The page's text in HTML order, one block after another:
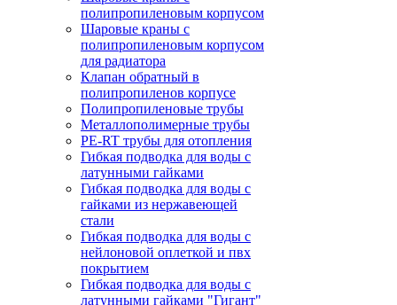
полипропиленовым корпусом
Шаровые краны с
полипропиленовым корпусом
для радиатора
Клапан обратный в
полипропиленов корпусе
Полипропиленовые трубы
Металлополимерные трубы
PE-RT трубы для отопления
Гибкая подводка для воды с
латунными гайками
Гибкая подводка для воды с
гайками из нержавеющей
стали
Гибкая подводка для воды с
нейлоновой оплеткой и пвх
покрытием
Гибкая подводка для воды с
латунными гайками "Гигант"